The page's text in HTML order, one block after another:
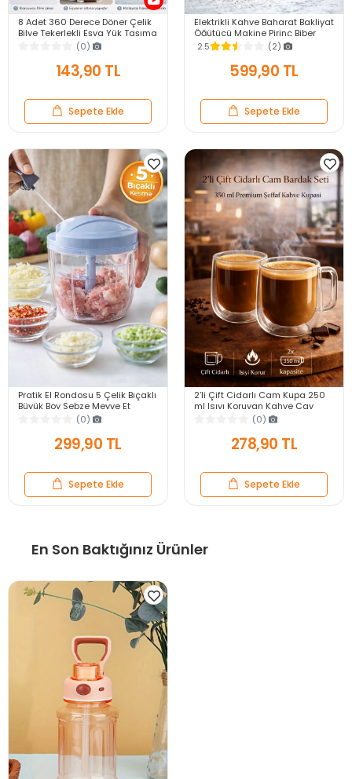
8 Adet 360 Derece Döner Çelik
Bilye Tekerlekli Eşya Yük Taşıma
Yapışkanlı Eşya Kaydırma
(0)
143,90 TL
Sepete Ekle
Elektrikli Kahve Baharat Bakliyat
Öğütücü Makine Pirinç Biber
Tahıl Öğütücü Değirmen Gıda
Öğütücü
2.5 (2)
599,90 TL
Sepete Ekle
Pratik El Rondosu 5 Çelik Bıçaklı
Büyük Boy Sebze Meyve Et
Soğan Doğrayıcı Blender Rende
(0)
299,90 TL
Sepete Ekle
2’li Çift Cidarlı Cam Kupa 250
ml Isıyı Koruyan Kahve Çay
Fincanı Kulplu Espresso Cam
(0)
278,90 TL
Sepete Ekle
En Son Baktığınız Ürünler